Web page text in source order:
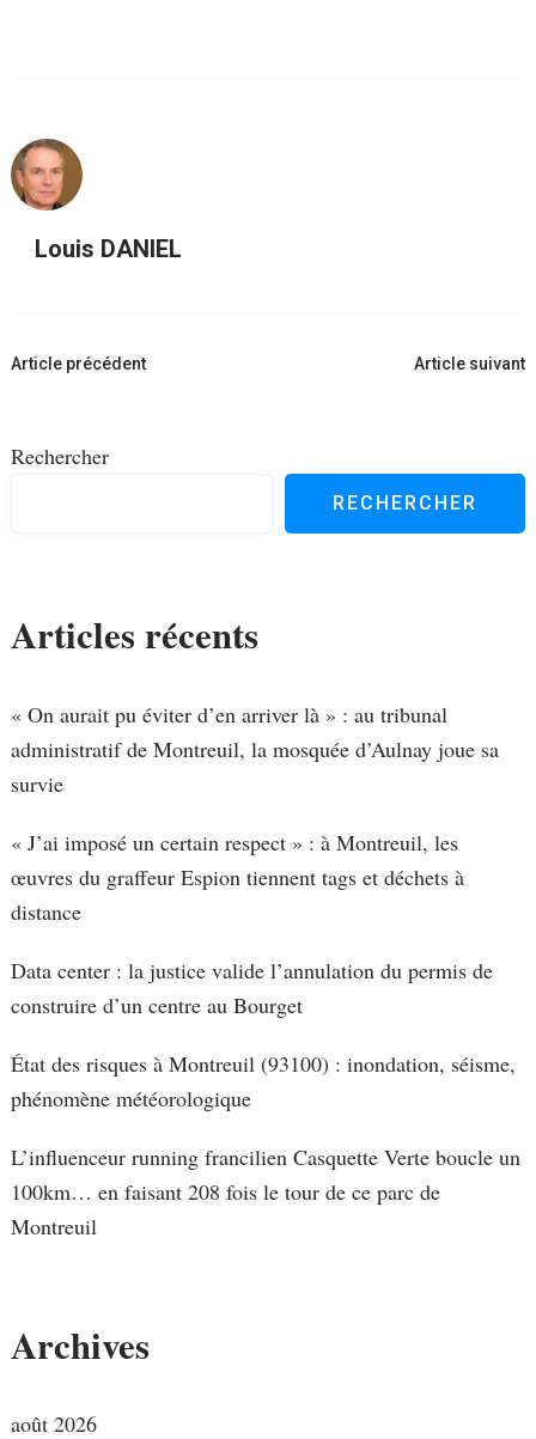
Louis DANIEL
Navigation
Article précédent Article suivant
Rechercher
RECHERCHER
Articles récents
« On aurait pu éviter d’en arriver là » : au tribunal
administratif de Montreuil, la mosquée d’Aulnay joue sa
survie
« J’ai imposé un certain respect » : à Montreuil, les
œuvres du graffeur Espion tiennent tags et déchets à
distance
Data center : la justice valide l’annulation du permis de
construire d’un centre au Bourget
État des risques à Montreuil (93100) : inondation, séisme,
phénomène météorologique
L’influenceur running francilien Casquette Verte boucle un
100km… en faisant 208 fois le tour de ce parc de
Montreuil
Archives
août 2026